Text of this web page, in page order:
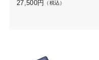
27,500円 （税込）